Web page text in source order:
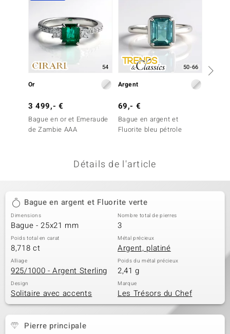
Collection
54
Or
3 499,- €
Bague en or et Emeraude
de Zambie AAA
50-66
Argent
69,- €
Bague en argent et
Fluorite bleu pétrole
Détails de l'article
Bague en argent et Fluorite verte
Dimensions
Bague - 25x21 mm
Nombre total de pierres
3
Poids total en carat
8,718 ct
Métal précieux
Argent, platiné
Alliage
925/1000 - Argent Sterling
Poids du métal précieux
2,41 g
Design
Solitaire avec accents
Marque
Les Trésors du Chef
Pierre principale